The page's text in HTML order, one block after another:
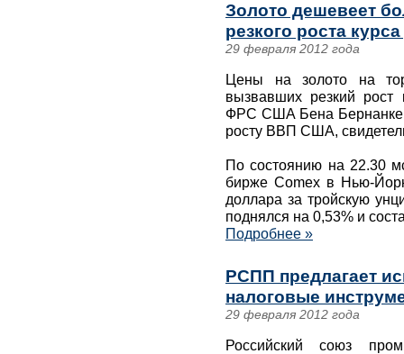
Золото дешевеет
резкого роста
29 февраля 2012 года
Цены на золото на
вызвавших резкий рост
ФРС США Бена Бернанке,
росту ВВП США,
По состоянию на 22.30
бирже Comex в Нью-
доллара за тройскую
поднялся на 0,53% и
Подробнее »
РСПП предлагает
налоговые
29 февраля 2012 года
Российский союз